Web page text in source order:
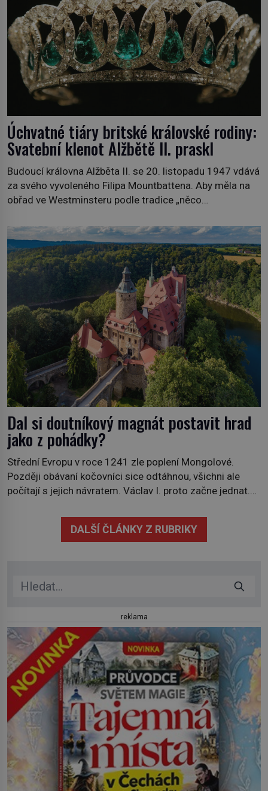
Úchvatné tiáry britské královské rodiny:
Svatební klenot Alžbětě II. praskl
Budoucí královna Alžběta II. se 20. listopadu 1947 vdává
za svého vyvoleného Filipa Mountbattena. Aby měla na
obřad ve Westminsteru podle tradice „něco
soukromé kolekce – diamantovou tiáru královny Marie.
„Je to ošklivá špičatá tiára,“ zhodnotil klenot britský
politik Sir Henry Channon (1897–1958), když si […]
Dal si doutníkový magnát postavit hrad
jako z pohádky?
Střední Evropu v roce 1241 zle poplení Mongolové.
Později obávaní kočovníci sice odtáhnou, všichni ale
počítají s jejich návratem. Václav I. proto začne jednat.
pečlivě připravit! Český král Václav I. (1205–1253)
přijme opatření, která mají posílit obranu jeho království.
DALŠÍ ČLÁNKY Z RUBRIKY
reklama